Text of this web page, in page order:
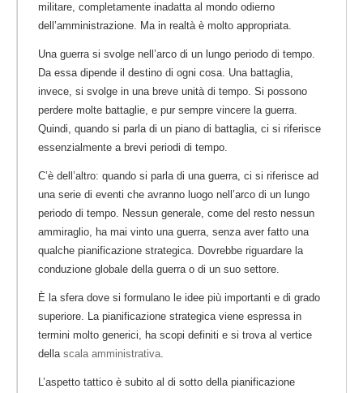
militare, completamente inadatta al mondo odierno
dell’amministrazione. Ma in realtà è molto appropriata.
Una guerra si svolge nell’arco di un lungo periodo di tempo.
Da essa dipende il destino di ogni cosa. Una battaglia,
invece, si svolge in una breve unità di tempo. Si possono
perdere molte battaglie, e pur sempre vincere la guerra.
Quindi, quando si parla di un piano di battaglia, ci si riferisce
essenzialmente a brevi periodi di tempo.
C’è dell’altro: quando si parla di una guerra, ci si riferisce ad
una serie di eventi che avranno luogo nell’arco di un lungo
periodo di tempo. Nessun generale, come del resto nessun
ammiraglio, ha mai vinto una guerra, senza aver fatto una
qualche pianificazione strategica. Dovrebbe riguardare la
conduzione globale della guerra o di un suo settore.
È la sfera dove si formulano le idee più importanti e di grado
superiore. La pianificazione strategica viene espressa in
termini molto generici, ha scopi definiti e si trova al vertice
della scala amministrativa
L’aspetto tattico è subito al di sotto della pianificazione